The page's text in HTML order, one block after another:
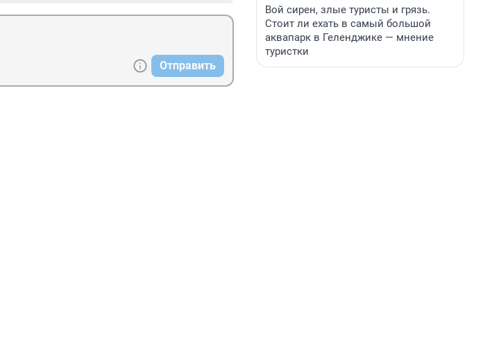
Отправить
Вой сирен, злые туристы и грязь.
Стоит ли ехать в самый большой
аквапарк в Геленджике — мнение
туристки